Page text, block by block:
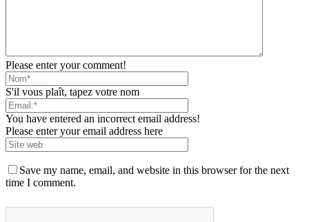
Please enter your comment!
S'il vous plaît, tapez votre nom
You have entered an incorrect email address!
Please enter your email address here
Save my name, email, and website in this browser for the next
time I comment.